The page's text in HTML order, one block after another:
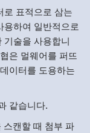
로 표적으로 삼는
용하여 일반적으로
기술을 사용합니
은 멀웨어를 퍼뜨
이터를 도용하는
같습니다.
캔할 때 첨부 파